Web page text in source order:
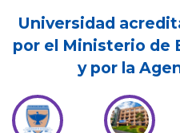
Universidad
por el Ministerio de
y por la